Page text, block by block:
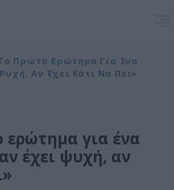
Πρώτο Ερώτημα Για Ένα
Αν Έχει Κάτι Να Πει»
ερώτημα για ένα
έχει ψυχή, αν